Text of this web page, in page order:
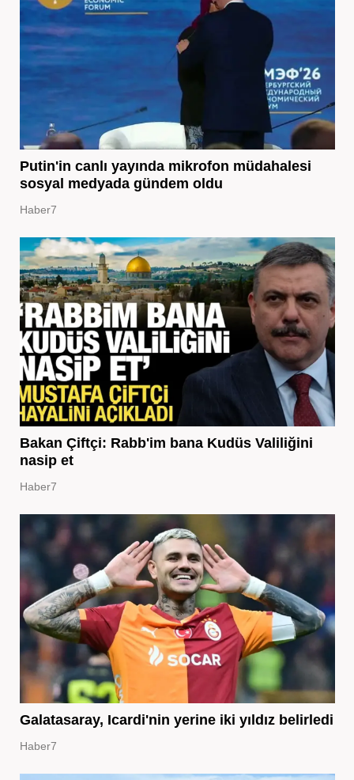
Putin'in canlı yayında mikrofon müdahalesi
sosyal medyada gündem oldu
Haber7
Bakan Çiftçi: Rabb'im bana Kudüs Valiliğini
nasip et
Haber7
Galatasaray, Icardi'nin yerine iki yıldız belirledi
Haber7